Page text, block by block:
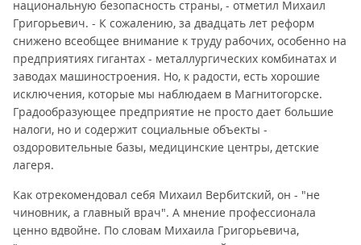
национальную безопасность страны, - отметил Михаил
Григорьевич. - К сожалению, за двадцать лет реформ
снижено всеобщее внимание к труду рабочих, особенно на
предприятиях гигантах - металлургических комбинатах и
заводах машиностроения. Но, к радости, есть хорошие
исключения, которые мы наблюдаем в Магнитогорске.
Градообразующее предприятие не просто дает большие
налоги, но и содержит социальные объекты -
оздоровительные базы, медицинские центры, детские
лагеря.
Как отрекомендовал себя Михаил Вербитский, он - "не
чиновник, а главный врач". А мнение профессионала
ценно вдвойне. По словам Михаила Григорьевича,